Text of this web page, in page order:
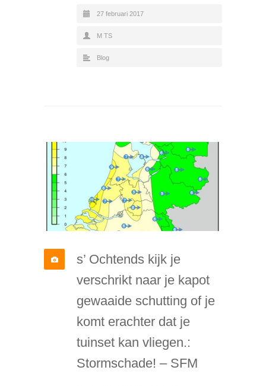
27 februari 2017
M TS
Blog
s’ Ochtends kijk je
verschrikt naar je kapot
gewaaide schutting of je
komt erachter dat je
tuinset kan vliegen.:
Stormschade! – SFM